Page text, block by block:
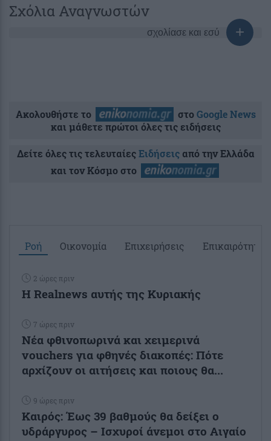
Σχόλια Αναγνωστών
σχολίασε και εσύ
Ακολουθήστε το στοGoogle News
και μάθετε πρώτοι όλες τις ειδήσεις
Δείτε όλες τις τελευταίεςΕιδήσειςαπό την Ελλάδα
και τον Κόσμο στο
Ροή Οικονομία Επιχειρήσεις Επικαιρότητα
2 ώρες πριν
Η Realnews αυτής της Κυριακής
7 ώρες πριν
Νέα φθινοπωρινά και χειμερινά
vouchers για φθηνές διακοπές: Πότε
αρχίζουν οι αιτήσεις και ποιους θα...
9 ώρες πριν
Καιρός: Έως 39 βαθμούς θα δείξει ο
υδράργυρος – Ισχυροί άνεμοι στο Αιγαίο